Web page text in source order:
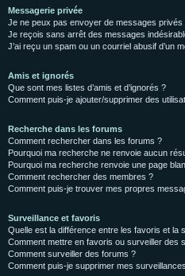
Messagerie privée
Je ne peux pas envoyer de messages privés
Je reçois sans arrêt des messages
J’ai reçu un spam ou un courriel abusif d’un
Amis et ignorés
Que sont mes listes d’amis et d’ignorés ?
Comment puis-je ajouter/supprimer des
Recherche dans les forums
Comment rechercher dans les forums ?
Pourquoi ma recherche ne renvoie aucun
Pourquoi ma recherche renvoie une page
Comment rechercher des membres ?
Comment puis-je trouver mes propres
Surveillance et favoris
Quelle est la différence entre les favoris et la
Comment mettre en favoris ou surveiller des
Comment surveiller des forums ?
Comment puis-je supprimer mes